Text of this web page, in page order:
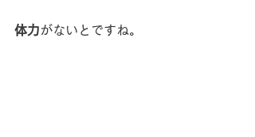
体力がないとですね。